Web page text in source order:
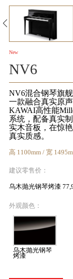
New
NV6
NV6混合钢琴旗
一款融合真实原
KAWAI高性能
系统，配备真实
实木音板，在惊
真实质感。
高 1100mm / 宽
建议零售价：
乌木抛光钢琴烤漆
外观颜色：
乌木抛光钢琴
烤漆